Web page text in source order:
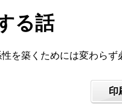
る話
を築くためには変わらず
印